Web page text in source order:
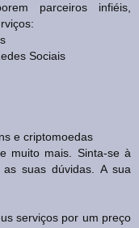
parceiros infiéis,
Sociais
e criptomoedas
muito mais. Sinta-se à
suas dúvidas. A sua
serviços por um preço